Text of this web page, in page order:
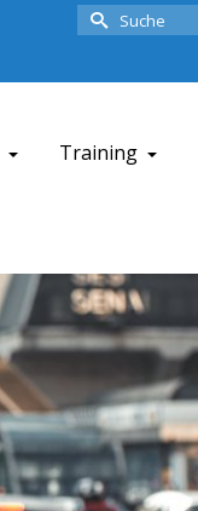
Suche
nach:
Training